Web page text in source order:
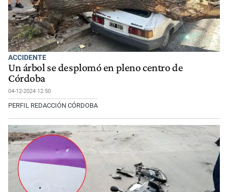
ACCIDENTE
Un árbol se desplomó en pleno centro de
Córdoba
04-12-2024 12:50
PERFIL REDACCIÓN CÓRDOBA